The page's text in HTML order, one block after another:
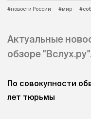
#новости России #мир
Актуальные
обзоре
По совокупности
лет тюрьмы